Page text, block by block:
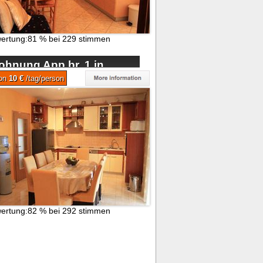
81 % bei 229 stimmen
App br. 1 in
Moru
10 €/tag/person
82 % bei 292 stimmen